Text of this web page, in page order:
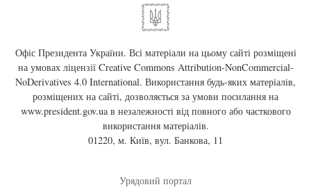
Офіс Президента України. Всі матеріали на цьому сайті розміщені
на умовах ліцензії Creative Commons Attribution-NonCommercial-
NoDerivatives 4.0 International. Використання будь-яких матеріалів,
розміщених на сайті, дозволяється за умови посилання на
www.president.gov.uaв незалежності від повного або часткового
використання матеріалів.
01220, м. Київ, вул. Банкова, 11
Урядовий портал